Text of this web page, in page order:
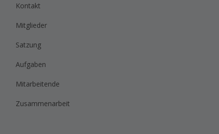
Kontakt
Mitglieder
Satzung
Aufgaben
Mitarbeitende
Zusammenarbeit